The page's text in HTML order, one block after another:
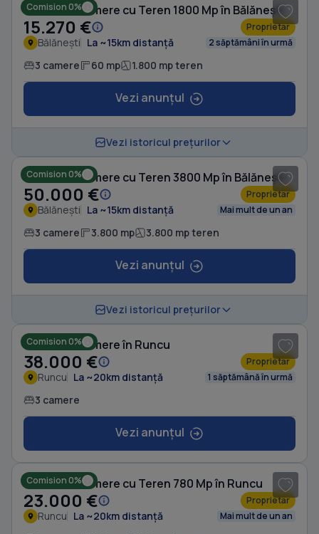
Comision 0%
Casă cu 3 camere cu Teren 1800 Mp în Bălănești
15.270 € Proprietar
Bălănești La ~15km distanță 2 săptămâni în urmă
3 camere 60 mp 1.800 mp teren
Vezi anunțul
Vezi istoricul prețurilor
Comision 0%
Casă cu 3 camere cu Teren 3800 Mp în Bălănești
50.000 € Proprietar
Bălănești La ~15km distanță Mai mult de un an
3 camere 3.800 mp 3.800 mp teren
Vezi anunțul
Vezi istoricul prețurilor
Comision 0%
Casă cu 3 camere în Runcu
38.000 € Proprietar
Runcu La ~20km distanță 1 săptămână în urmă
3 camere
Vezi anunțul
Comision 0%
Casă cu 3 camere cu Teren 780 Mp în Runcu
23.000 € Proprietar
Runcu La ~20km distanță Mai mult de un an